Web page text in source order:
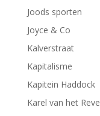
Joods sporten
Joyce & Co
Kalverstraat
Kapitalisme
Kapitein Haddock
Karel van het Reve